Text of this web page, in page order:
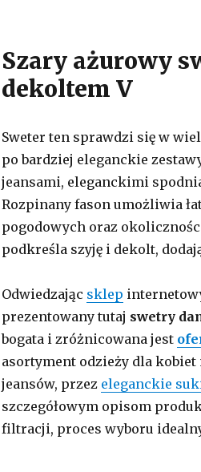
Szary ażurowy
dekoltem V
Sweter ten sprawdzi się w
po bardziej eleganckie
jeansami, eleganckimi
Rozpinany fason umożliwia
pogodowych oraz
podkreśla szyję i dekolt,
Odwiedzając sklep
prezentowany tutaj swetry
bogata i zróżnicowana jest
asortyment odzieży dla kobiet
jeansów, przez eleganckie
szczegółowym opisom
filtracji, proces wyboru